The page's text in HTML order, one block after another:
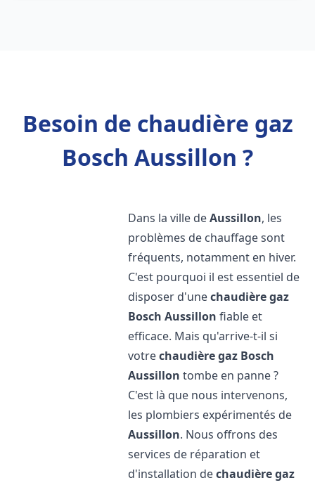
Besoin de chaudière gaz
Bosch Aussillon ?
Dans la ville deAussillon, les
problèmes de chauffage sont
fréquents, notamment en hiver.
C'est pourquoi il est essentiel de
disposer d'unechaudière gaz
Bosch Aussillon fiable et
efficace. Mais qu'arrive-t-il si
votrechaudière gaz Bosch
Aussillon tombe en panne ?
C'est là que nous intervenons,
les plombiers expérimentés de
Aussillon. Nous offrons des
services de réparation et
d'installation dechaudière gaz